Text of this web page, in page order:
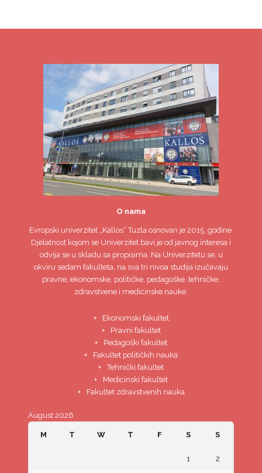
O nama
Evropski univerzitet„Kallos“ Tuzla osnovan je 2015. godine.
Djelatnost kojom se Univerzitet bavi je od javnog interesa i
odvija se u skladu sa propisima. Na Univerzitetu se, u
okviru sedam fakulteta, na sva tri nivoa studija izučavaju
pravne, ekonomske, političke, pedagoške, tehničke,
zdravstvene i medicinske nauke.
Ekonomski fakultet
Pravni fakultet
Pedagoški fakultet
Fakultet političkih nauka
Tehnički fakultet
Medicinski fakultet
Fakultet zdravstvenih nauka
August 2026
M T W T F S S
1 2